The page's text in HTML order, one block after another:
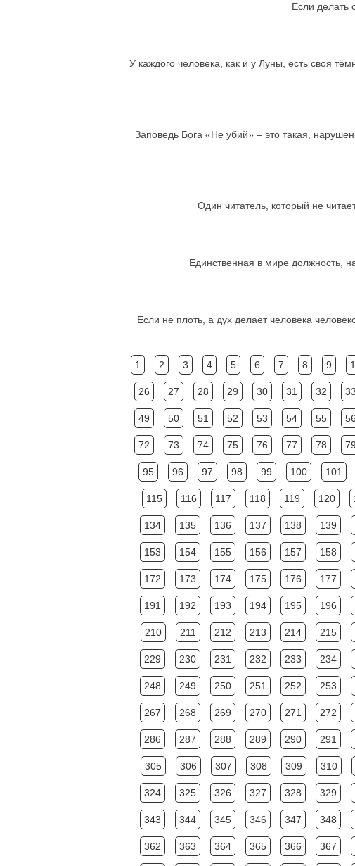
Если делать
У каждого человека, как и у Луны, есть своя
Заповедь Бога «Не убий» – это такая,
Один читатель, который не
Единственная в мире должность,
Если не плоть, а дух делает человека
1 2 3 4 5 6 7 8 9
26 27 28 29 30 31 32 33
49 50 51 52 53 54 55 56
72 73 74 75 76 77 78 79
95 96 97 98 99 100 101
115 116 117 118 119 120
134 135 136 137 138 139
153 154 155 156 157 158
172 173 174 175 176 177
191 192 193 194 195 196
210 211 212 213 214 215
229 230 231 232 233 234
248 249 250 251 252 253
267 268 269 270 271 272
286 287 288 289 290 291
305 306 307 308 309 310
324 325 326 327 328 329
343 344 345 346 347 348
362 363 364 365 366 367